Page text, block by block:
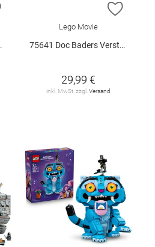
ZUR WUNSCHLISTE HINZUFÜGEN
ZUR
Lego Movie
75641 Doc Baders Versteck V29
29,99 €
inkl. MwSt. zzgl.Versand